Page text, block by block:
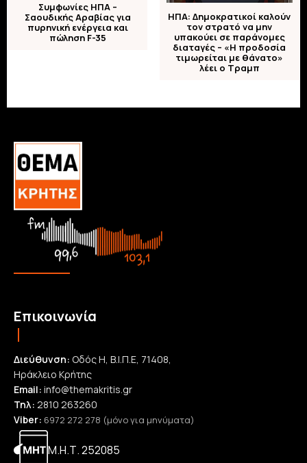
Συμφωνίες ΗΠΑ –
Σαουδικής Αραβίας για
πυρηνική ενέργεια και
πώληση F-35
ΗΠΑ: Δημοκρατικοί καλούν
τον στρατό να μην
υπακούει σε παράνομες
διαταγές – «Η προδοσία
τιμωρείται με θάνατο»
λέει ο Τραμπ
Επικοινωνία
Διεύθυνση: Οδός Η, Β.Ι.Π.Ε, 71408,
Ηράκλειο Κρήτης
Email: info@themakritis.gr
Τηλ: 2810 263260
Viber: 6972 272 278 (μόνο για μηνύματα)
Μ.Η.Τ. 252085